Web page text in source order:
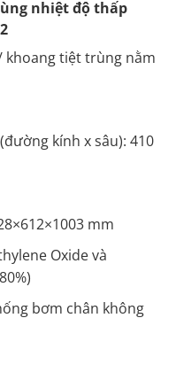
nhiệt độ thấp
khoang tiệt trùng nằm
kính x sâu): 410
mm
Oxide và
bơm chân không